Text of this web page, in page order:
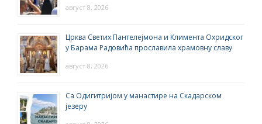
август 8, 2026
Црква Светих Пантелејмона и Климента Охридског
у Барама Радовића прославила храмовну славу
август 8, 2026
Са Одигитријом у манастире на Скадарском
језеру